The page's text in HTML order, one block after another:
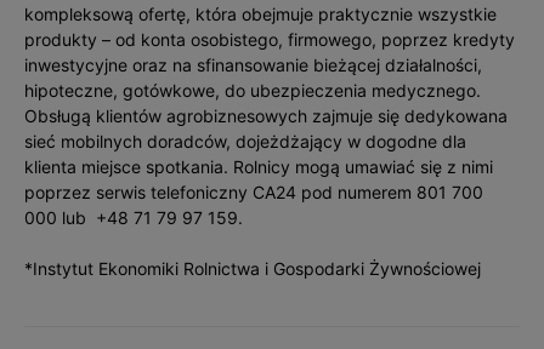
kompleksową ofertę, która obejmuje praktycznie wszystkie
produkty – od konta osobistego, firmowego, poprzez kredyty
inwestycyjne oraz na sfinansowanie bieżącej działalności,
hipoteczne, gotówkowe, do ubezpieczenia medycznego.
Obsługą klientów agrobiznesowych zajmuje się dedykowana
sieć mobilnych doradców, dojeżdżający w dogodne dla
klienta miejsce spotkania. Rolnicy mogą umawiać się z nimi
poprzez serwis telefoniczny CA24 pod numerem 801 700
000 lub +48 71 79 97 159.
*Instytut Ekonomiki Rolnictwa i Gospodarki Żywnościowej